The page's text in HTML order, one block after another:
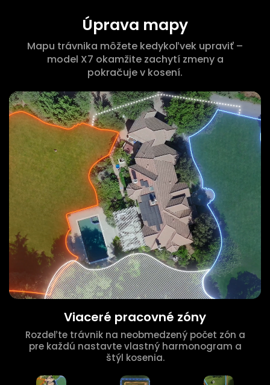
Úprava mapy
Mapu trávnika môžete kedykoľvek upraviť –
model X7 okamžite zachytí zmeny a
pokračuje v kosení.
Viaceré pracovné zóny
Rozdeľte trávnik na neobmedzený počet zón a
pre každú nastavte vlastný harmonogram a
štýl kosenia.